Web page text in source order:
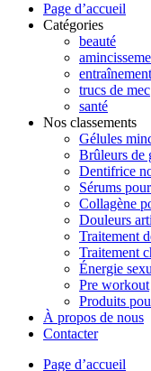
Page d’accueil
Catégories
beauté
entraînement
trucs de mec
santé
Nos classements
Gélules
Brûleurs de
Dentifrice
Sérums
Collagène
Douleurs
Traitement
Traitement
Énergie
Pre workout
Produits
À propos de nous
Contacter
Page d’accueil